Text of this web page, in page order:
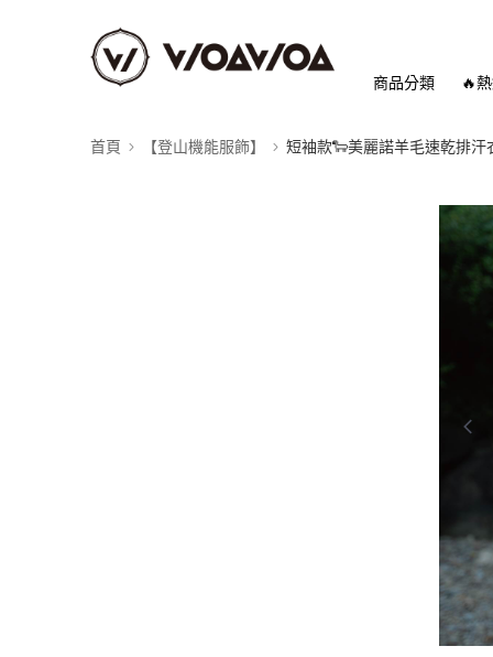
商品分類 🔥
首頁 【登山機能服飾】 短袖款🐑美麗諾羊毛速乾排汗